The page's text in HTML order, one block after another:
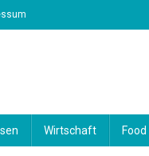
Wirtschaft Food